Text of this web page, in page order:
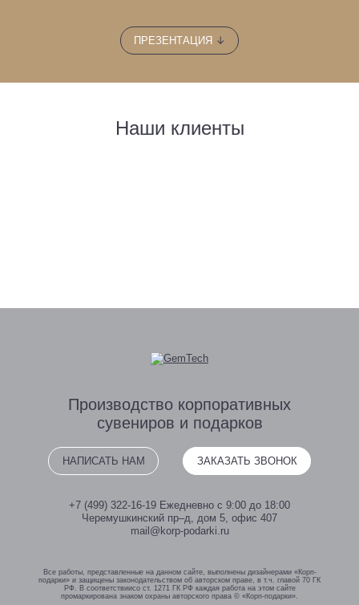
ПРЕЗЕНТАЦИЯ ↓
Наши клиенты
Производство корпоративных
сувениров и подарков
НАПИСАТЬ НАМ ЗАКАЗАТЬ ЗВОНОК
+7 (499) 322-16-19 Ежедневно с 9:00 до 18:00
Черемушкинский пр–д, дом 5, офис 407
mail@korp-podarki.ru
Все работы, представленные на данном сайте, выполнены дизайнерами «Корп-
подарки» и защищены законодательством об авторском праве, в т.ч. главой 70 ГК
РФ. В соответствиисо ст. 1271 ГК РФ каждая работа на этом сайте
промаркирована знаком охраны авторского права © «Корп-подарки».